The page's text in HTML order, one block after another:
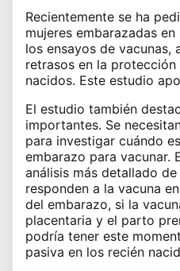
Recientemente se ha
mujeres embarazadas
los ensayos de vacunas,
retrasos en la
nacidos. Este estudio
El estudio también
importantes. Se
para investigar cuándo
embarazo para vacunar.
análisis más detallado
responden a la vacuna
del embarazo, si la
placentaria y el parto
podría tener este
pasiva en los recién